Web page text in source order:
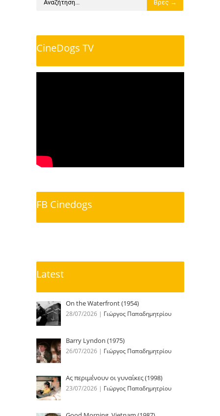
CineDogs TV
FB Cinedogs
Latest
On the Waterfront (1954)
28/07/2026 | Γιώργος Παπαδημητρίου
Barry Lyndon (1975)
26/07/2026 | Γιώργος Παπαδημητρίου
Ας περιμένουν οι γυναίκες (1998)
23/07/2026 | Γιώργος Παπαδημητρίου